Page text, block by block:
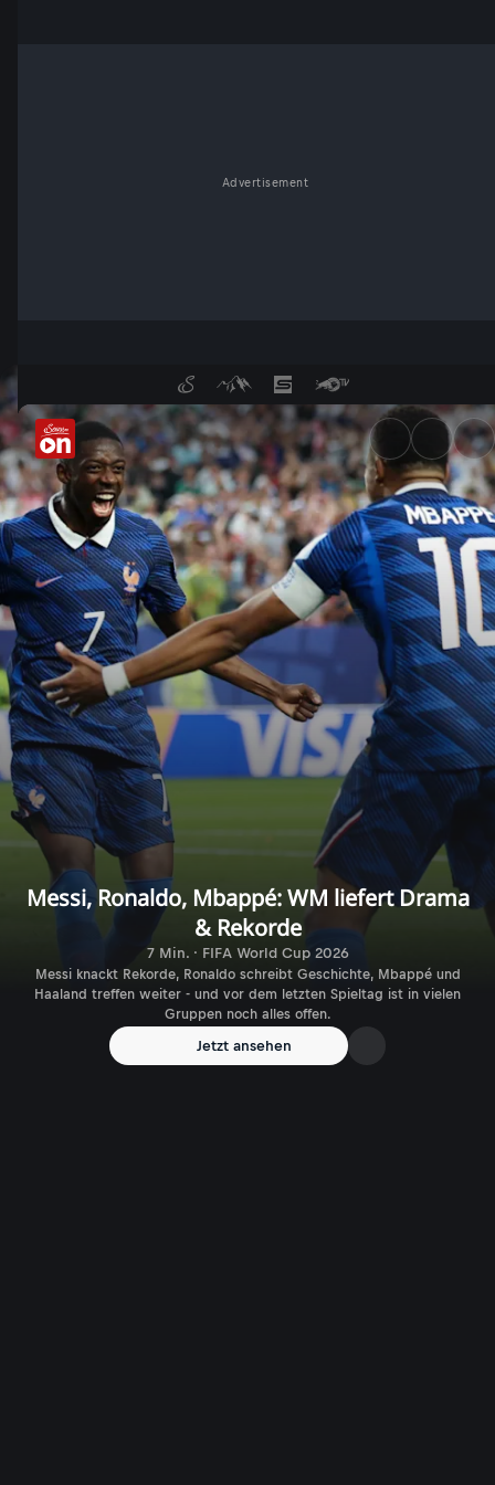
Advertisement
Messi, Ronaldo, Mbappé:
Messi, Ronaldo, Mbappé: WM liefert Drama
& Rekorde
7 Min. · FIFA World Cup 2026
Messi knackt Rekorde, Ronaldo schreibt Geschichte, Mbappé und
Haaland treffen weiter - und vor dem letzten Spieltag ist in vielen
Gruppen noch alles offen.
Jetzt ansehen